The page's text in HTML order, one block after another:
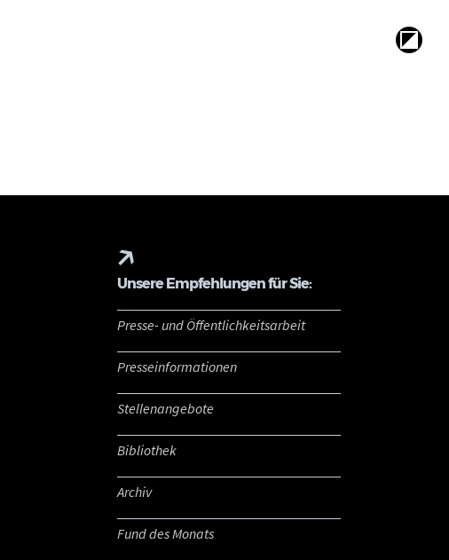
Unsere Empfehlungen für Sie:
Presse- und Öffentlichkeitsarbeit
Presseinformationen
Stellenangebote
Bibliothek
Archiv
Fund des Monats